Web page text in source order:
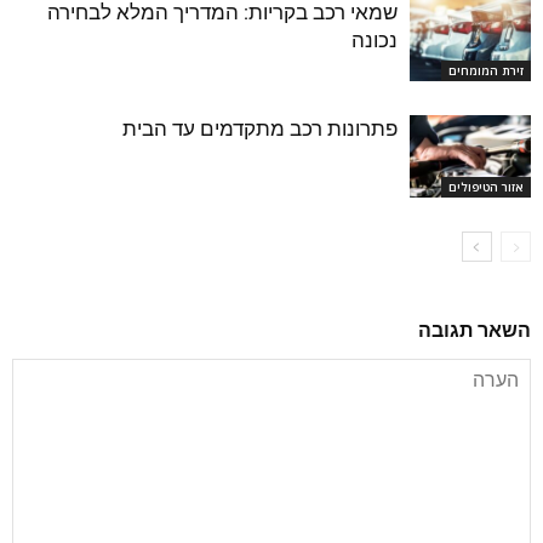
זירת המומחים
שמאי רכב בקריות: המדריך המלא לבחירה
נכונה
אזור הטיפולים
פתרונות רכב מתקדמים עד הבית
השאר תגובה